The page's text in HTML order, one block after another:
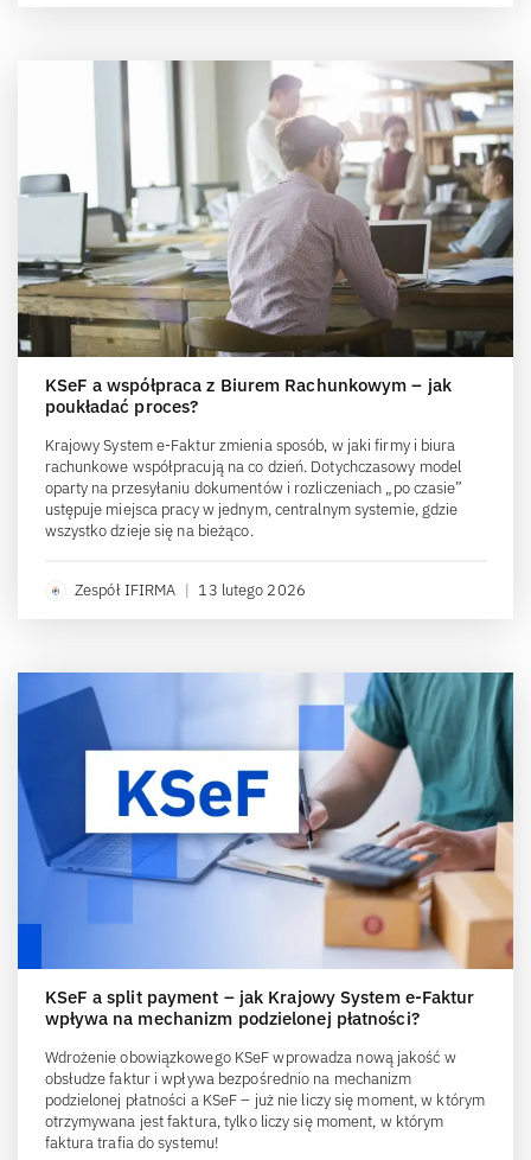
KSeF a współpraca z Biurem Rachunkowym – jak
poukładać proces?
Krajowy System e-Faktur zmienia sposób, w jaki firmy i biura
rachunkowe współpracują na co dzień. Dotychczasowy model
oparty na przesyłaniu dokumentów i rozliczeniach „po czasie”
ustępuje miejsca pracy w jednym, centralnym systemie, gdzie
wszystko dzieje się na bieżąco.
Zespół IFIRMA | 13 lutego 2026
KSeF a split payment – jak Krajowy System e-Faktur
wpływa na mechanizm podzielonej płatności?
Wdrożenie obowiązkowego KSeF wprowadza nową jakość w
obsłudze faktur i wpływa bezpośrednio na mechanizm
podzielonej płatności a KSeF – już nie liczy się moment, w którym
otrzymywana jest faktura, tylko liczy się moment, w którym
faktura trafia do systemu!